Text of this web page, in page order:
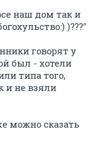
наш дом так и
)???"
говорят у
был - хотели
типа того,
и не взяли
можно сказать